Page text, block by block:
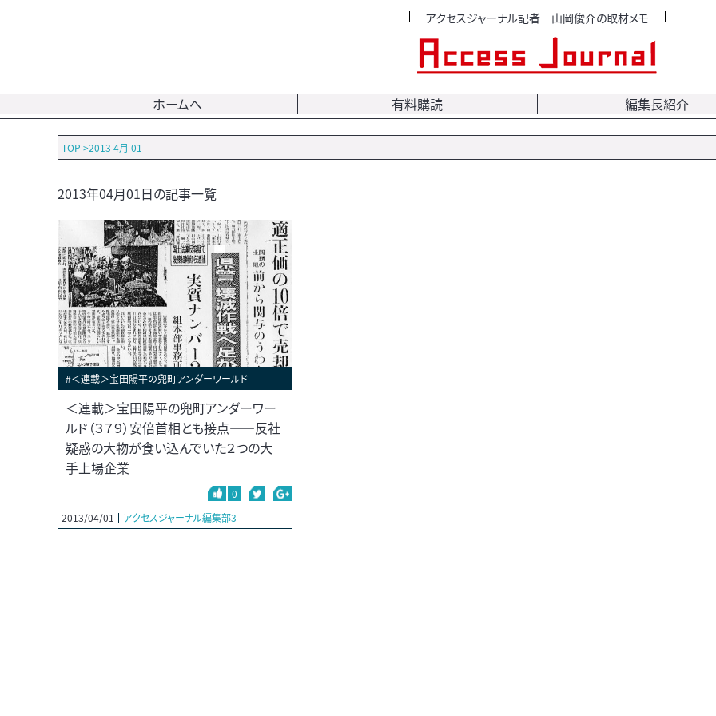
アクセスジャーナル記者 山岡俊介の取材メモ
ホームへ 有料購読 編集長紹介
TOP >2013 4月 01
2013年04月01日の記事一覧
#＜連載＞宝田陽平の兜町アンダーワールド
＜連載＞宝田陽平の兜町アンダーワー
ルド（３７９）安倍首相とも接点――反社
疑惑の大物が食い込んでいた２つの大
手上場企業
0
2013/04/01
アクセスジャーナル編集部3